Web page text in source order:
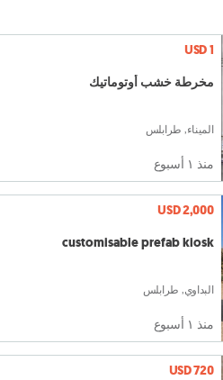
USD 1
مخرطة خشب أوتوماتيك
الميناء, طرابلس
منذ ١ أسبوع
USD 2,000
customisable prefab kiosk
البداوي, طرابلس
منذ ١ أسبوع
USD 720